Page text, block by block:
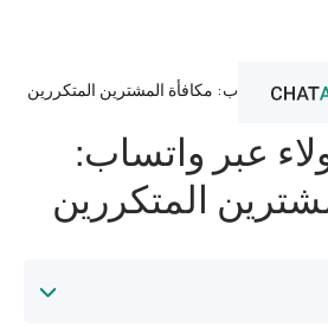
عبر واتساب: مكافأة المشترين المتكررين
عبر واتساب:
المتكررين